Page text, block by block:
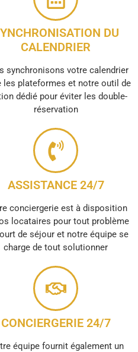
DU
CALENDRIER
synchronisons votre calendrier
les plateformes et notre outil de
dédié pour éviter les double-
réservation
ASSISTANCE 24/7
conciergerie est à disposition
locataires pour tout problème
de séjour et notre équipe se
charge de tout solutionner
CONCIERGERIE 24/7
équipe fournit également un